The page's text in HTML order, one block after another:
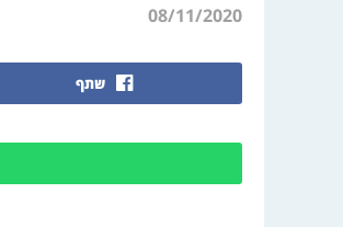
08/11/2020
שתף